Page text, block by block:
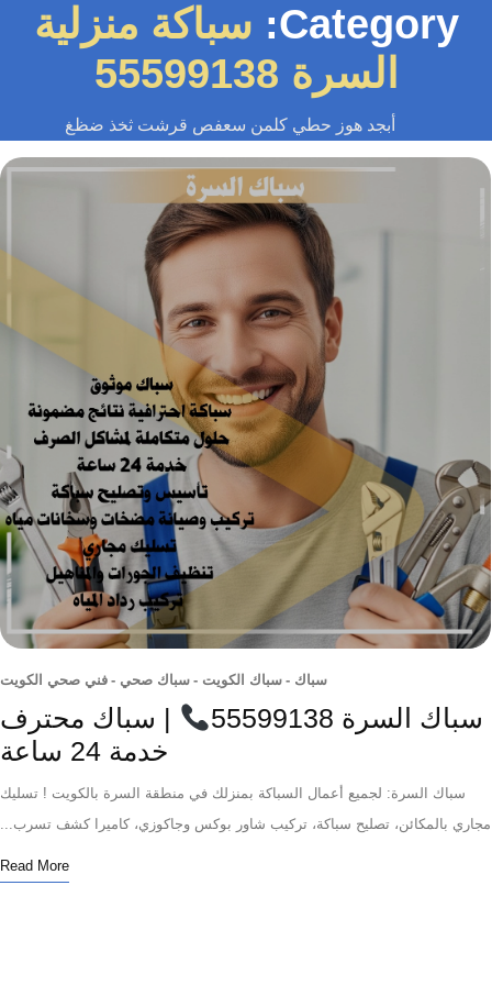
Category: سباكة منزلية
السرة 55599138
أبجد هوز حطي كلمن سعفص قرشت ثخذ ضظغ
سباك- سباك الكويت- سباك صحي- فني صحي الكويت
السرة 55599138
| سباك محترف
خدمة 24 ساعة
السرة: لجميع أعمال السباكة بمنزلك في منطقة السرة بالكويت ! تسليك
بالمكائن، تصليح سباكة، تركيب شاور بوكس وجاكوزي، كاميرا كشف تسرب...
Read More